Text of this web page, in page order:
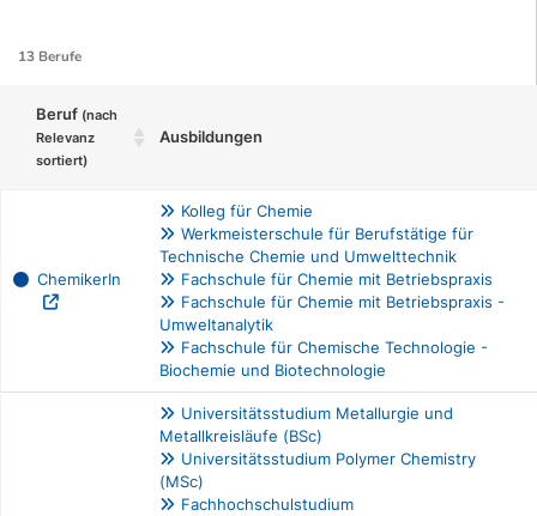
13 Berufe
Beruf (nach
Relevanz
sortiert)
Ausbildungen
ChemikerIn
Kolleg für Chemie
Werkmeisterschule für Berufstätige für
Technische Chemie und Umwelttechnik
Fachschule für Chemie mit Betriebspraxis
Fachschule für Chemie mit Betriebspraxis -
Umweltanalytik
Fachschule für Chemische Technologie -
Biochemie und Biotechnologie
Universitätsstudium Metallurgie und
Metallkreisläufe (BSc)
Universitätsstudium Polymer Chemistry
(MSc)
Fachhochschulstudium